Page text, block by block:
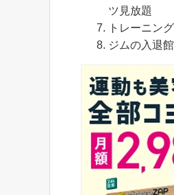
ツ見放題
トレーニン
ジムの入退